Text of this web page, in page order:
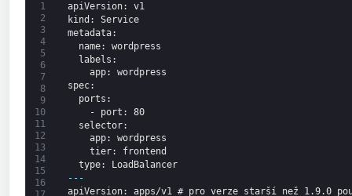
1
2
3
4
5
6
7
8
9
10
11
12
13
14
15
16
apiVersion: v1
kind : Service
metadata:
name: wordpress
labels :
app: wordpress
spec:
ports :
-
port : 80
selector:
app: wordpress
tier: frontend
type: LoadBalancer
---
apiVersion: apps/v1 # pro verze starší než 1.9.0